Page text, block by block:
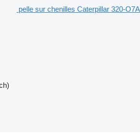
pelle sur chenilles Caterpillar 320-O7A